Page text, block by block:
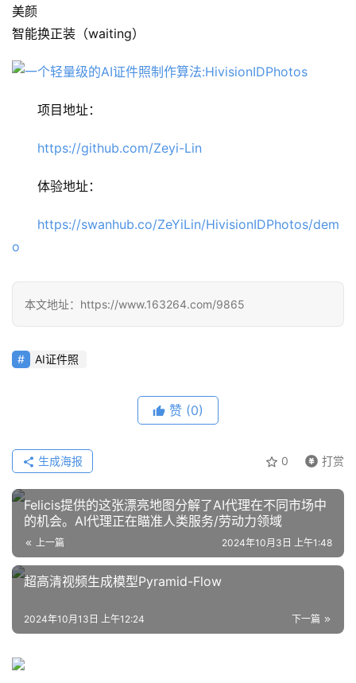
项
目
文
教
程
架
报
美颜
智能换正装（waiting）
项目地址：
https://github.com/Zeyi-Lin
体验地址：
https://swanhub.co/ZeYiLin/HivisionIDPhotos/dem
o
本文地址：https://www.163264.com/9865
AI证件照
赞 (0)
0 打赏
生成海报
Felicis提供的这张漂亮地图分解了AI代理在不同市场中
的机会。AI代理正在瞄准人类服务/劳动力领域
上一篇 2024年10月3日 上午1:48
超高清视频生成模型Pyramid-Flow
下一篇
2024年10月13日 上午12:24